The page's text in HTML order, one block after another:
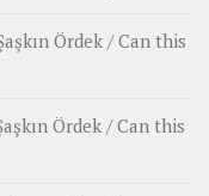
Ördek / Can this
Ördek / Can this